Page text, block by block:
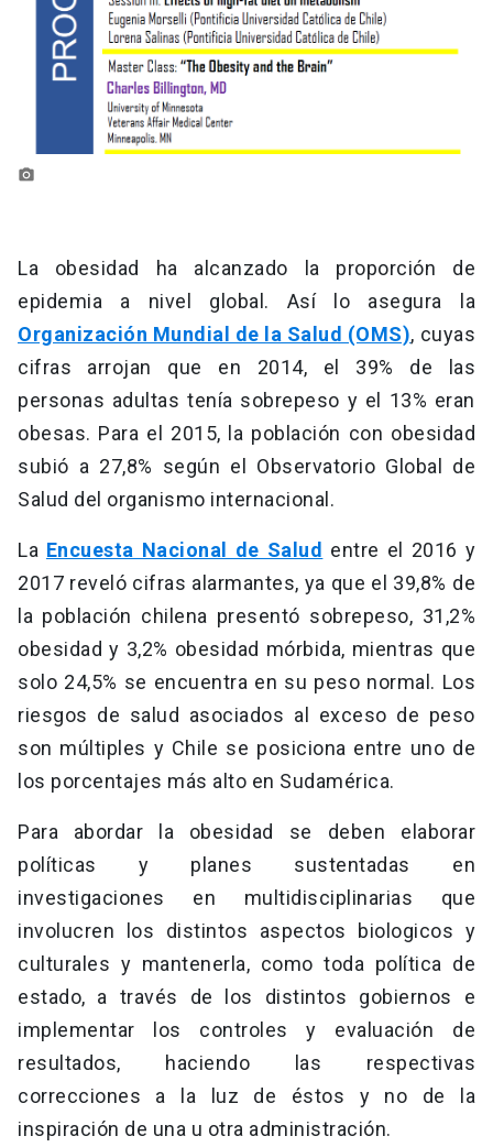
photo_camera
La obesidad ha alcanzado la proporción de
epidemia a nivel global. Así lo asegura la
Organización Mundial de la Salud (OMS), cuyas
cifras arrojan que en 2014, el 39% de las
personas adultas tenía sobrepeso y el 13% eran
obesas. Para el 2015, la población con obesidad
subió a 27,8% según el Observatorio Global de
Salud del organismo internacional.
La Encuesta Nacional de Salud entre el 2016 y
2017 reveló cifras alarmantes, ya que el 39,8% de
la población chilena presentó sobrepeso, 31,2%
obesidad y 3,2% obesidad mórbida, mientras que
solo 24,5% se encuentra en su peso normal. Los
riesgos de salud asociados al exceso de peso
son múltiples y Chile se posiciona entre uno de
los porcentajes más alto en Sudamérica.
Para abordar la obesidad se deben elaborar
políticas y planes sustentadas en
investigaciones en multidisciplinarias que
involucren los distintos aspectos biologicos y
culturales y mantenerla, como toda política de
estado, a través de los distintos gobiernos e
implementar los controles y evaluación de
resultados, haciendo las respectivas
correcciones a la luz de éstos y no de la
inspiración de una u otra administración.